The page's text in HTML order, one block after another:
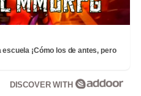
¡Cómo los de antes, pero
DISCOVER WITH